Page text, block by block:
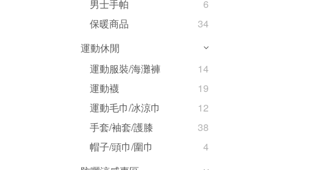
男士手帕
6
保暖商品
34
運動休閒
運動服裝/海灘褲
14
運動襪
19
運動毛巾/冰涼巾
12
手套/袖套/護膝
38
帽子/頭巾/圍巾
4